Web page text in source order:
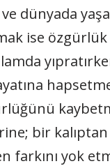
dünyada
ise
bir
farkını yok